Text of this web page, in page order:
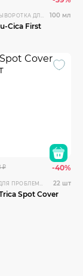
УВЛАЖНЯЮЩАЯ СЫВОРОТКА ДЛЯ ЛИЦА С ЦЕНТЕЛЛОЙ И ГИАЛУРОНОВОЙ КИСЛОТОЙ 100 мл
Cica First
₽ -40%
ПАТЧИ ДЛЯ ЛИЦА ДЛЯ ПРОБЛЕМНОЙ КОЖИ НА ОСНОВЕ ЧАЙНОГО ДЕРЕВА И ЦЕНТЕЛЛЫ 22 шт
Spot Cover